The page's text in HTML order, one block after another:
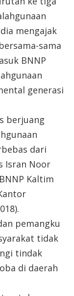
mengajak
sama
BNNP
generasi
berjuang
dari
Isran Noor
Kaltim
pemangku
tidak
tindak
di daerah